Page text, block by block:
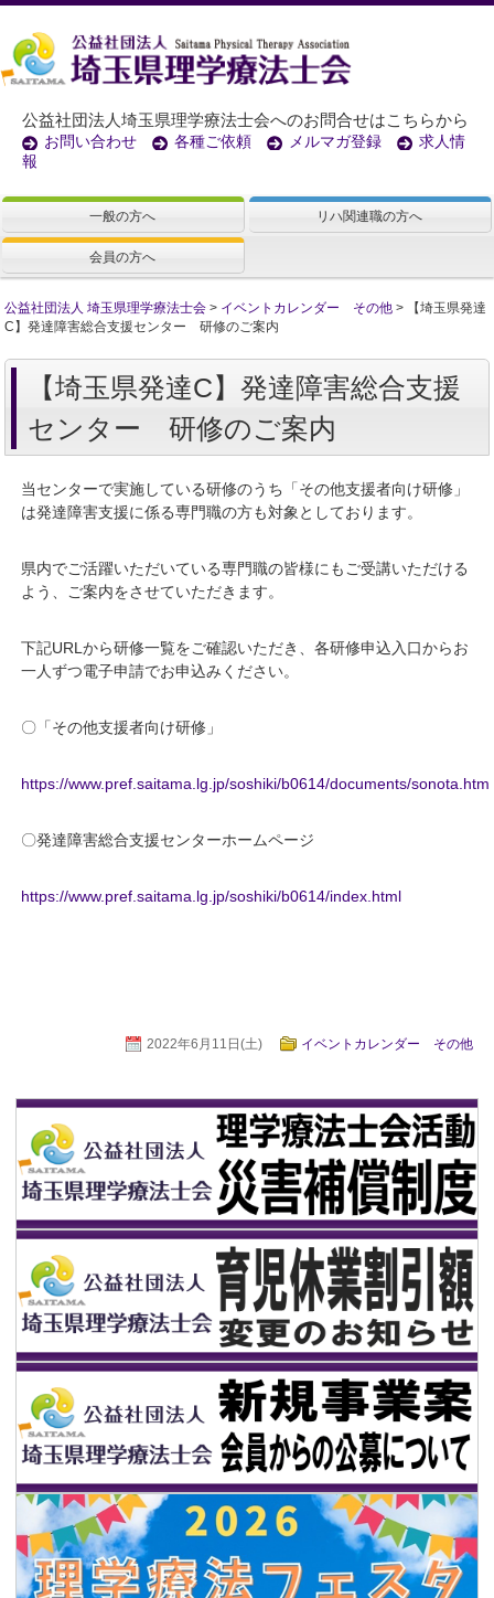
公益社団法人埼玉県理学療法士会へのお問合せはこちらから
お問い合わせ 各種ご依頼 メルマガ登録
求人情
報
一般の方へ リハ関連職の方へ
会員の方へ
公益社団法人 埼玉県理学療法士会 > イベントカレンダー その他 >
【埼玉県発達
C】発達障害総合支援センター 研修のご案内
【埼玉県発達C】発達障害総合支援
センター 研修のご案内
当センターで実施している研修のうち「その他支援者向け研修」
は発達障害支援に係る専門職の方も対象としております。
県内でご活躍いただいている専門職の皆様にもご受講いただける
よう、ご案内をさせていただきます。
下記URLから研修一覧をご確認いただき、各研修申込入口からお
一人ずつ電子申請でお申込みください。
〇「その他支援者向け研修」
https://www.pref.saitama.lg.jp/soshiki/b0614/documents/sonota.html
〇発達障害総合支援センターホームページ
https://www.pref.saitama.lg.jp/soshiki/b0614/index.html
2022年6月11日(土) イベントカレンダー その他